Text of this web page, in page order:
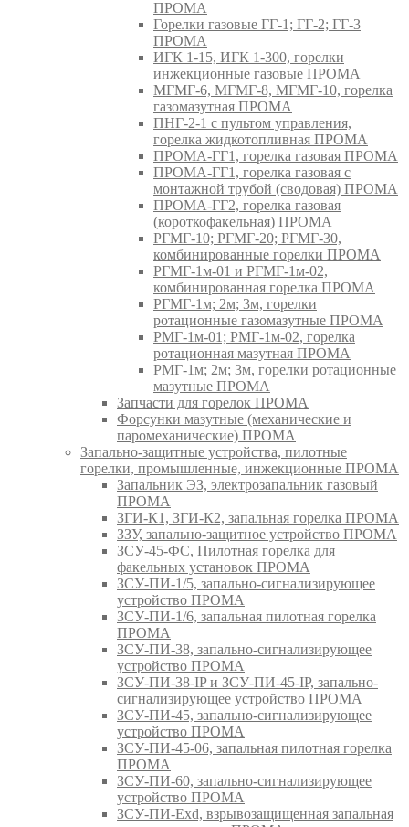
ПРОМА
Горелки газовые ГГ-1; ГГ-2; ГГ-3
ПРОМА
ИГК 1-15, ИГК 1-300, горелки
инжекционные газовые ПРОМА
МГМГ-6, МГМГ-8, МГМГ-10, горелка
газомазутная ПРОМА
ПНГ-2-1 с пультом управления,
горелка жидкотопливная ПРОМА
ПРОМА-ГГ1, горелка газовая ПРОМА
ПРОМА-ГГ1, горелка газовая с
монтажной трубой (сводовая) ПРОМА
ПРОМА-ГГ2, горелка газовая
(короткофакельная) ПРОМА
РГМГ-10; РГМГ-20; РГМГ-30,
комбинированные горелки ПРОМА
РГМГ-1м-01 и РГМГ-1м-02,
комбинированная горелка ПРОМА
РГМГ-1м; 2м; 3м, горелки
ротационные газомазутные ПРОМА
РМГ-1м-01; РМГ-1м-02, горелка
ротационная мазутная ПРОМА
РМГ-1м; 2м; 3м, горелки ротационные
мазутные ПРОМА
Запчасти для горелок ПРОМА
Форсунки мазутные (механические и
паромеханические) ПРОМА
Запально-защитные устройства, пилотные
горелки, промышленные, инжекционные ПРОМА
Запальник ЭЗ, электрозапальник газовый
ПРОМА
ЗГИ-К1, ЗГИ-К2, запальная горелка ПРОМА
ЗЗУ, запально-защитное устройство ПРОМА
ЗСУ-45-ФС, Пилотная горелка для
факельных установок ПРОМА
ЗСУ-ПИ-1/5, запально-сигнализирующее
устройство ПРОМА
ЗСУ-ПИ-1/6, запальная пилотная горелка
ПРОМА
ЗСУ-ПИ-38, запально-сигнализирующее
устройство ПРОМА
ЗСУ-ПИ-38-IP и ЗСУ-ПИ-45-IP, запально-
сигнализирующее устройство ПРОМА
ЗСУ-ПИ-45, запально-сигнализирующее
устройство ПРОМА
ЗСУ-ПИ-45-06, запальная пилотная горелка
ПРОМА
ЗСУ-ПИ-60, запально-сигнализирующее
устройство ПРОМА
ЗСУ-ПИ-Exd, взрывозащищенная запальная